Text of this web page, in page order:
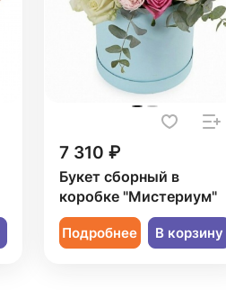
7 310 ₽
Букет сборный в
коробке "Мистериум"
Подробнее В корзину